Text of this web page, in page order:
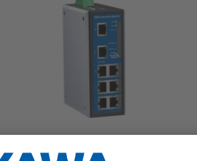
ETHERNET-SWITCHES